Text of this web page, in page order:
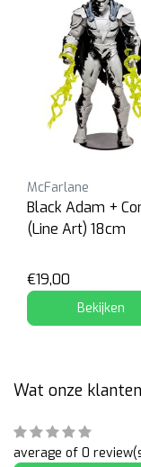
McFarlane
Black Adam +
(Line Art) 18cm
€19,00
Bekijken
Wat onze
average of 0